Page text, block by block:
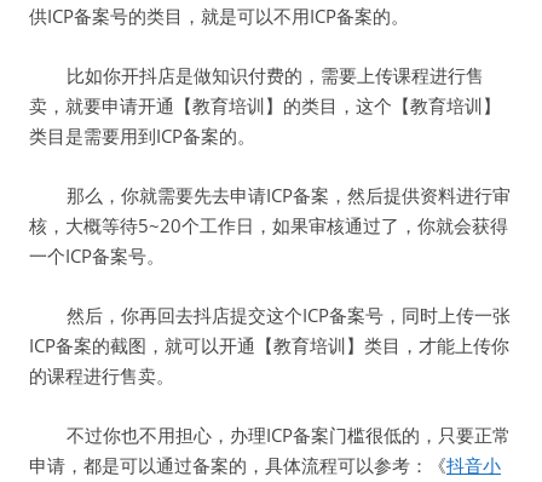
供ICP备案号的类目，就是可以不用ICP备案的。
比如你开抖店是做知识付费的，需要上传课程进行售
卖，就要申请开通【教育培训】的类目，这个【教育培训】
类目是需要用到ICP备案的。
那么，你就需要先去申请ICP备案，然后提供资料进行审
核，大概等待5~20个工作日，如果审核通过了，你就会获得
一个ICP备案号。
然后，你再回去抖店提交这个ICP备案号，同时上传一张
ICP备案的截图，就可以开通【教育培训】类目，才能上传你
的课程进行售卖。
不过你也不用担心，办理ICP备案门槛很低的，只要正常
申请，都是可以通过备案的，具体流程可以参考：《抖音小